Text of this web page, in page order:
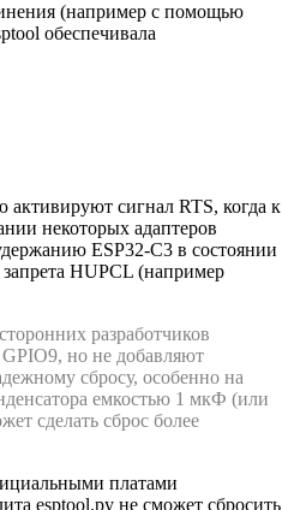
(например с помощью
обеспечивала
сигнал RTS, когда к
некоторых адаптеров
ESP32-C3 в состоянии
HUPCL (например
разработчиков
но не добавляют
сбросу, особенно на
емкостью 1 мкФ (или
сделать сброс более
платами
esptool.py не сможет сбросить